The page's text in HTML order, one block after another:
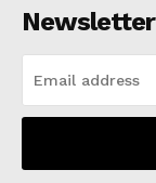
Newsletter